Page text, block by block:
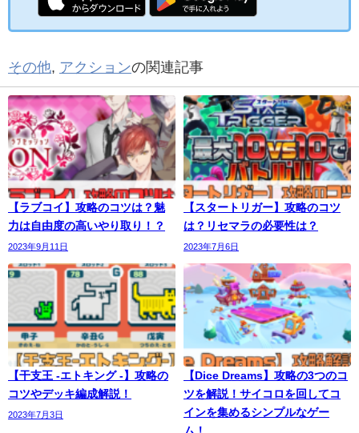
その他 アクションの関連記事
【ラブコイ】攻略のコツは？魅
力は自由度の高いやり取り！？
2023年9月11日
【スタートリガー】攻略のコツ
は？リセマラの必要性は？
2023年7月6日
【干支王 -エトキング -】攻略の
コツやデッキ編成解説！
2023年7月3日
【Dice Dreams】攻略の3つのコ
ツを解説！サイコロを回してコ
インを集めるシンプルなゲー
ム！